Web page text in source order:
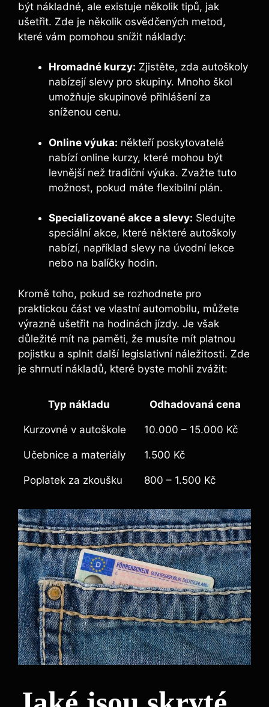
být nákladné, ale existuje několik tipů, jak
ušetřit. Zde je několik osvědčených metod,
které vám pomohou snížit náklady:
Hromadné kurzy: Zjistěte, zda autoškoly
nabízejí slevy pro skupiny. Mnoho škol
umožňuje skupinové přihlášení za
sníženou cenu.
Online výuka: někteří poskytovatelé
nabízí online kurzy, které mohou být
levnější než tradiční výuka. Zvažte tuto
možnost, pokud máte flexibilní plán.
Specializované akce a slevy: Sledujte
speciální akce, které některé autoškoly
nabízí, například slevy na úvodní lekce
nebo na balíčky hodin.
Kromě toho, pokud se rozhodnete pro
praktickou část ve vlastní automobilu, můžete
výrazně ušetřit na hodinách jízdy. Je však
důležité mít na paměti, že musíte mít platnou
pojistku a splnit další legislativní náležitosti. Zde
je shrnutí nákladů, které byste mohli zvážit:
Typ nákladu Odhadovaná cena
Kurzovné v autoškole 10.000 – 15.000 Kč
Učebnice a materiály 1.500 Kč
Poplatek za zkoušku 800 – 1.500 Kč